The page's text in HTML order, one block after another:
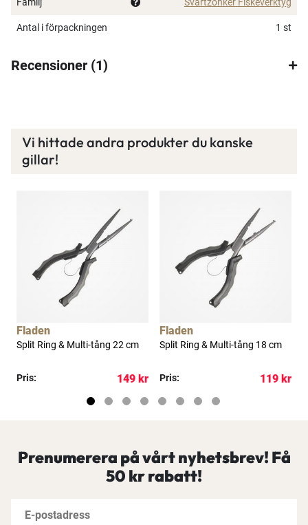
Antal i förpackningen 1 st
Recensioner 1
Vi hittade andra produkter du kanske
gillar!
Fladen
Split Ring & Multi-tång 22 cm
Pris: 149 kr
Fladen
Split Ring & Multi-tång 18 cm
Pris: 119 kr
Prenumerera på vårt nyhetsbrev! Få
50 kr rabatt!